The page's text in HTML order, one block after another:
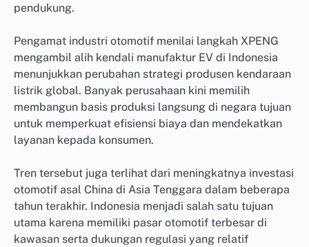
pendukung.
Pengamat industri otomotif menilai langkah XPENG
mengambil alih kendali manufaktur EV di Indonesia
menunjukkan perubahan strategi produsen kendaraan
listrik global. Banyak perusahaan kini memilih
membangun basis produksi langsung di negara tujuan
untuk memperkuat efisiensi biaya dan mendekatkan
layanan kepada konsumen.
Tren tersebut juga terlihat dari meningkatnya investasi
otomotif asal China di Asia Tenggara dalam beberapa
tahun terakhir. Indonesia menjadi salah satu tujuan
utama karena memiliki pasar otomotif terbesar di
kawasan serta dukungan regulasi yang relatif